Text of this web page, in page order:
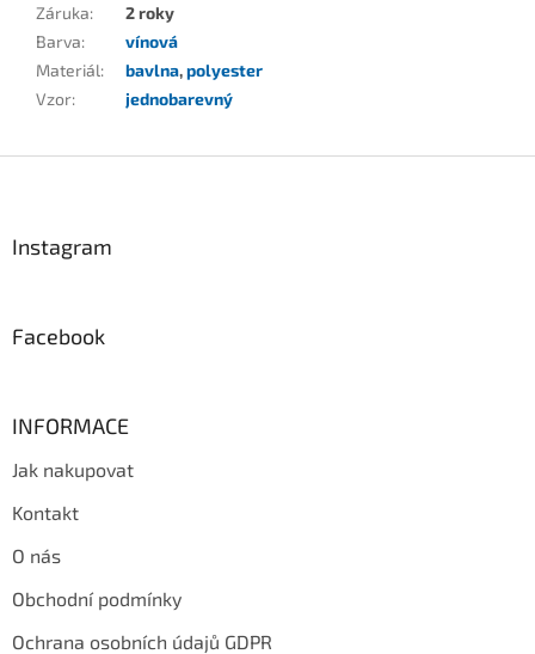
Záruka:
2 roky
Barva:
vínová
Materiál: bavlna,polyester
Vzor: jednobarevný
Instagram
Facebook
INFORMACE
Jak nakupovat
Kontakt
O nás
Obchodní podmínky
Ochrana osobních údajů GDPR